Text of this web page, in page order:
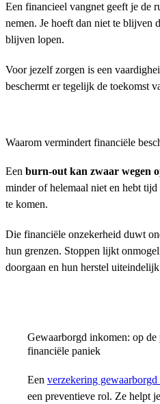
Een financieel vangnet geeft je de
nemen. Je hoeft dan niet te blijven
blijven lopen.
Voor jezelf zorgen is een
beschermt er tegelijk de toekomst
Waarom vermindert financiële
Een burn-out kan zwaar wegen
minder of helemaal niet en hebt
te komen.
Die financiële onzekerheid duwt
hun grenzen. Stoppen lijkt
doorgaan en hun herstel
Gewaarborgd inkomen: op
financiële paniek
Een verzekering gewaarborgd
een preventieve rol. Ze helpt